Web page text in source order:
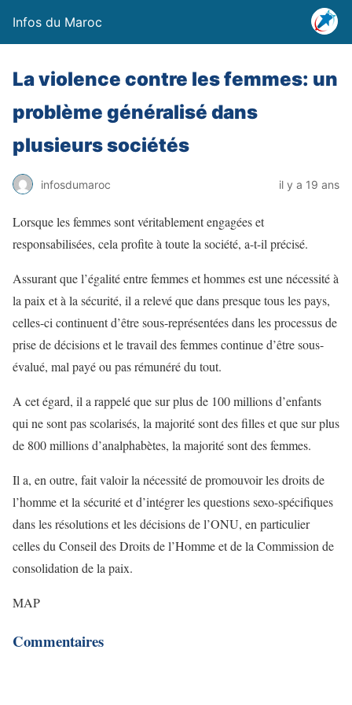
Infos du Maroc
La violence contre les femmes: un
problème généralisé dans
plusieurs sociétés
infosdumaroc il y a 19 ans
Lorsque les femmes sont véritablement engagées et
responsabilisées, cela profite à toute la société, a-t-il précisé.
Assurant que l’égalité entre femmes et hommes est une nécessité à
la paix et à la sécurité, il a relevé que dans presque tous les pays,
celles-ci continuent d’être sous-représentées dans les processus de
prise de décisions et le travail des femmes continue d’être sous-
évalué, mal payé ou pas rémunéré du tout.
A cet égard, il a rappelé que sur plus de 100 millions d’enfants
qui ne sont pas scolarisés, la majorité sont des filles et que sur plus
de 800 millions d’analphabètes, la majorité sont des femmes.
Il a, en outre, fait valoir la nécessité de promouvoir les droits de
l’homme et la sécurité et d’intégrer les questions sexo-spécifiques
dans les résolutions et les décisions de l’ONU, en particulier
celles du Conseil des Droits de l’Homme et de la Commission de
consolidation de la paix.
MAP
Commentaires